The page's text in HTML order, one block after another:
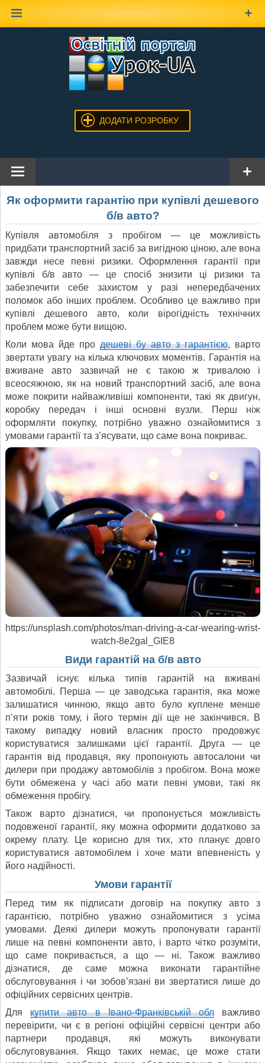
ДОДАТИ РОЗРОБКУ
Як оформити гарантію при купівлі дешевого
б/в авто?
Купівля автомобіля з пробігом — це можливість
придбати транспортний засіб за вигідною ціною, але вона
завжди несе певні ризики. Оформлення гарантії при
купівлі б/в авто — це спосіб знизити ці ризики та
забезпечити себе захистом у разі непередбачених
поломок або інших проблем. Особливо це важливо при
купівлі дешевого авто, коли вірогідність технічних
проблем може бути вищою.
Коли мова йде про дешеві бу авто з гарантією, варто
звертати увагу на кілька ключових моментів. Гарантія на
вживане авто зазвичай не є такою ж тривалою і
всеосяжною, як на новий транспортний засіб, але вона
може покрити найважливіші компоненти, такі як двигун,
коробку передач і інші основні вузли. Перш ніж
оформляти покупку, потрібно уважно ознайомитися з
умовами гарантії та з’ясувати, що саме вона покриває.
https://unsplash.com/photos/man-driving-a-car-wearing-wrist-
watch-8e2gal_GIE8
Види гарантій на б/в авто
Зазвичай існує кілька типів гарантій на вживані
автомобілі. Перша — це заводська гарантія, яка може
залишатися чинною, якщо авто було куплене менше
п’яти років тому, і його термін дії ще не закінчився. В
такому випадку новий власник просто продовжує
користуватися залишками цієї гарантії. Друга — це
гарантія від продавця, яку пропонують автосалони чи
дилери при продажу автомобілів з пробігом. Вона може
бути обмежена у часі або мати певні умови, такі як
обмеження пробігу.
Також варто дізнатися, чи пропонується можливість
подовженої гарантії, яку можна оформити додатково за
окрему плату. Це корисно для тих, хто планує довго
користуватися автомобілем і хоче мати впевненість у
його надійності.
Умови гарантії
Перед тим як підписати договір на покупку авто з
гарантією, потрібно уважно ознайомитися з усіма
умовами. Деякі дилери можуть пропонувати гарантії
лише на певні компоненти авто, і варто чітко розуміти,
що саме покривається, а що — ні. Також важливо
дізнатися, де саме можна виконати гарантійне
обслуговування і чи зобов’язані ви звертатися лише до
офіційних сервісних центрів.
Длякупити авто в Івано-Франківській облважливо
перевірити, чи є в регіоні офіційні сервісні центри або
партнери продавця, які можуть виконувати
обслуговування. Якщо таких немає, це може стати